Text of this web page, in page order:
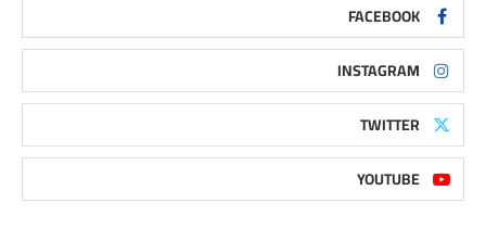
FACEBOOK
INSTAGRAM
TWITTER
YOUTUBE